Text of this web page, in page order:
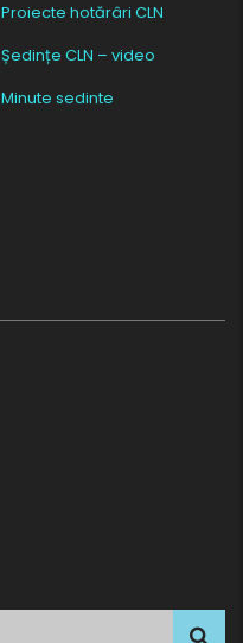
Proiecte hotărâri CLN
Ședințe CLN – video
Minute sedinte